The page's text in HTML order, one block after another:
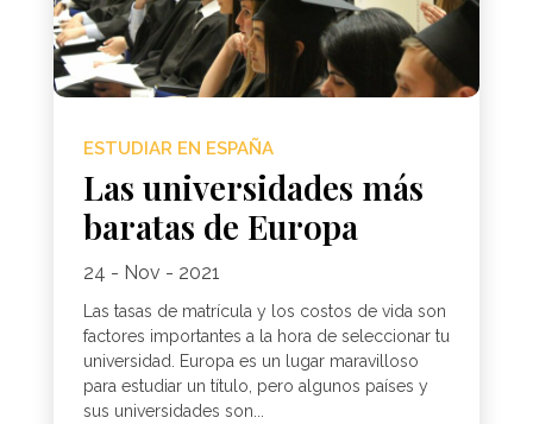
ESTUDIAR EN ESPAÑA
Las universidades más
baratas de Europa
24 - Nov - 2021
Las tasas de matrícula y los costos de vida son
factores importantes a la hora de seleccionar tu
universidad. Europa es un lugar maravilloso
para estudiar un título, pero algunos países y
sus universidades son...